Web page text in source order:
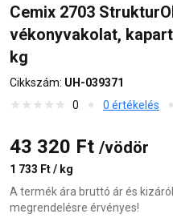
Cemix 2703
vékonyvakolat,
kg
Cikkszám: UH-039371
0
0 értékelés
43 320 Ft /vödör
1 733 Ft / kg
A termék ára bruttó ár és
megrendelésre érvényes!